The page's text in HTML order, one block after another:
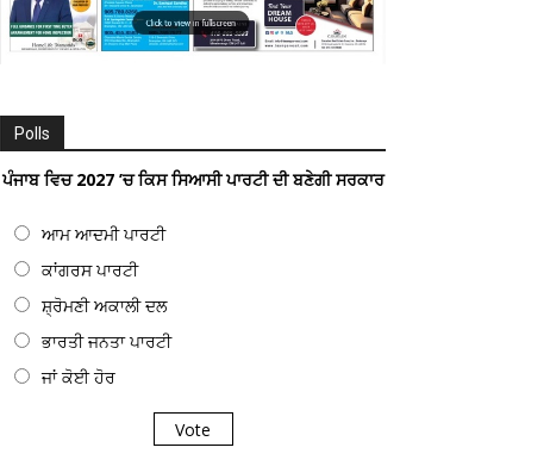
Polls
ਪੰਜਾਬ ਵਿਚ 2027 ’ਚ ਕਿਸ ਸਿਆਸੀ ਪਾਰਟੀ ਦੀ ਬਣੇਗੀ ਸਰਕਾਰ
ਆਮ ਆਦਮੀ ਪਾਰਟੀ
ਕਾਂਗਰਸ ਪਾਰਟੀ
ਸ਼੍ਰੋਮਣੀ ਅਕਾਲੀ ਦਲ
ਭਾਰਤੀ ਜਨਤਾ ਪਾਰਟੀ
ਜਾਂ ਕੋਈ ਹੋਰ